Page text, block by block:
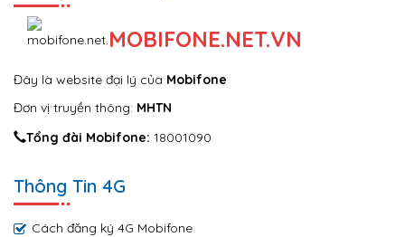
MOBIFONE.NET.VN
Đây là website đại lý của Mobifone
Đơn vị truyền thông: MHTN
Tổng đài Mobifone: 18001090
Thông Tin 4G
Cách đăng ký 4G Mobifone